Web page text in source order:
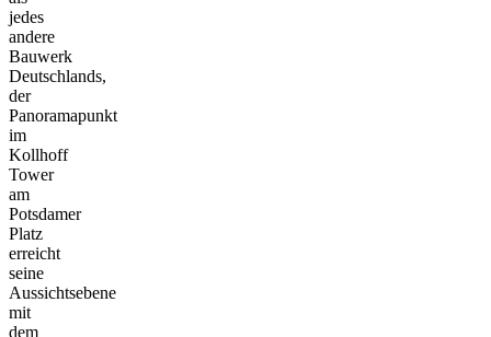
jedes
andere
Bauwerk
Deutschlands,
der
Panoramapunkt
im
Kollhoff
Tower
am
Potsdamer
Platz
erreicht
seine
Aussichtsebene
mit
dem